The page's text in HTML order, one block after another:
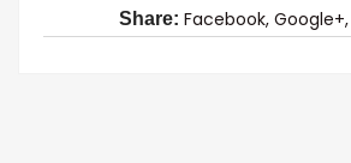
Share: Facebook, Google+,